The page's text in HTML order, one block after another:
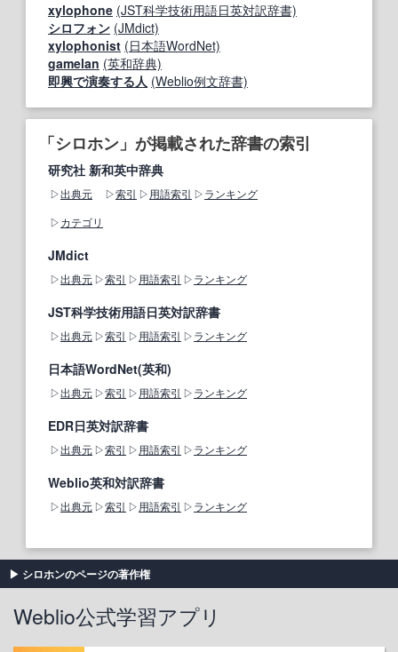
xylophone (JST科学技術用語日英対訳辞書)
シロフォン (JMdict)
xylophonist (日本語WordNet)
gamelan (英和辞典)
即興で演奏する人 (Weblio例文辞書)
「シロホン」が掲載された辞書の索引
研究社 新和英中辞典
出典元 索引 用語索引
ランキング
カテゴリ
JMdict
出典元 索引 用語索引 ランキング
JST科学技術用語日英対訳辞書
出典元 索引 用語索引 ランキング
日本語WordNet(英和)
出典元 索引 用語索引 ランキング
EDR日英対訳辞書
出典元 索引 用語索引 ランキング
Weblio英和対訳辞書
出典元 索引 用語索引 ランキング
シロホンのページの著作権
Weblio公式学習アプリ